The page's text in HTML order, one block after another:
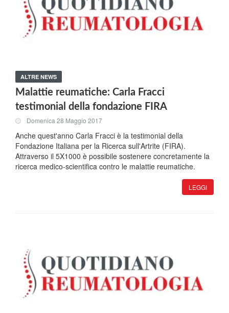
ALTRE NEWS
Malattie reumatiche: Carla Fracci
testimonial della fondazione FIRA
Domenica 28 Maggio 2017
Anche quest'anno Carla Fracci è la testimonial della
Fondazione Italiana per la Ricerca sull'Artrite (FIRA).
Attraverso il 5X1000 è possibile sostenere concretamente la
ricerca medico-scientifica contro le malattie reumatiche.
LEGGI